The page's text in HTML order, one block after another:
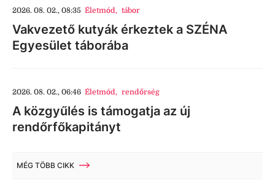
2026. 08. 02., 08:35 Életmód, tábor
Vakvezető kutyák érkeztek a SZÉNA
Egyesület táborába
2026. 08. 02., 06:46 Életmód, rendőrség
A közgyűlés is támogatja az új
rendőrfőkapitányt
MÉG TÖBB CIKK